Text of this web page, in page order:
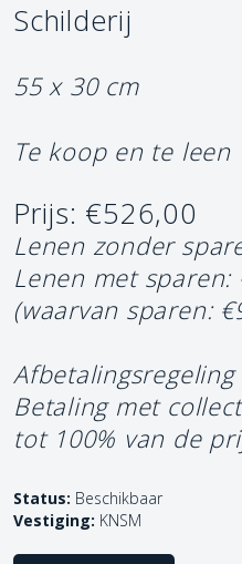
Schilderij
55 x 30 cm
Te koop en te leen
Prijs: €526,00
Lenen zonder
Lenen met sparen:
(waarvan sparen:
Betaling met
tot 100% van de
Status: Beschikbaar
Vestiging: KNSM